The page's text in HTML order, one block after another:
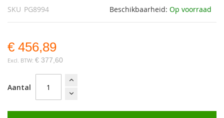
Beschikbaarheid: Op voorraad
SKU PG8994
€ 456,89
€ 377,60
Aantal